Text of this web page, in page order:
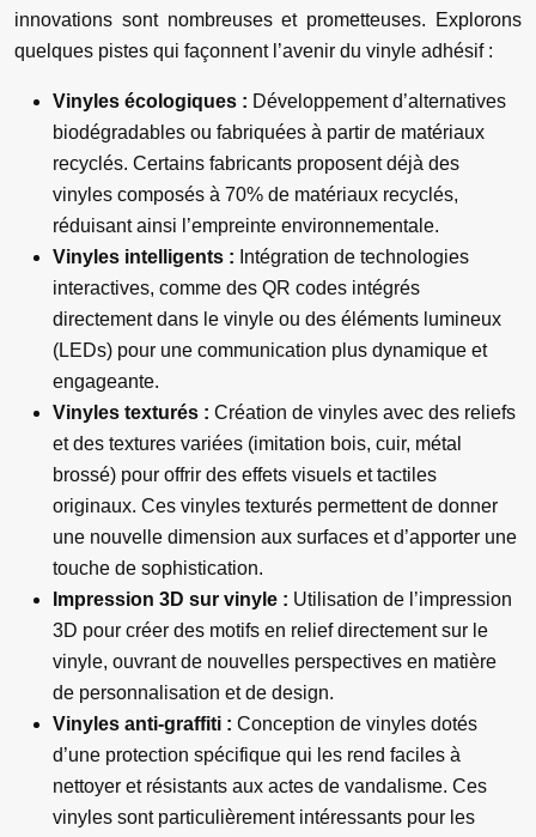
innovations sont nombreuses et prometteuses. Explorons
quelques pistes qui façonnent l’avenir du vinyle adhésif :
Vinyles écologiques : Développement d’alternatives
biodégradables ou fabriquées à partir de matériaux
recyclés. Certains fabricants proposent déjà des
vinyles composés à 70% de matériaux recyclés,
réduisant ainsi l’empreinte environnementale.
Vinyles intelligents : Intégration de technologies
interactives, comme des QR codes intégrés
directement dans le vinyle ou des éléments lumineux
(LEDs) pour une communication plus dynamique et
engageante.
Vinyles texturés : Création de vinyles avec des reliefs
et des textures variées (imitation bois, cuir, métal
brossé) pour offrir des effets visuels et tactiles
originaux. Ces vinyles texturés permettent de donner
une nouvelle dimension aux surfaces et d’apporter une
touche de sophistication.
Impression 3D sur vinyle : Utilisation de l’impression
3D pour créer des motifs en relief directement sur le
vinyle, ouvrant de nouvelles perspectives en matière
de personnalisation et de design.
Vinyles anti-graffiti : Conception de vinyles dotés
d’une protection spécifique qui les rend faciles à
nettoyer et résistants aux actes de vandalisme. Ces
vinyles sont particulièrement intéressants pour les